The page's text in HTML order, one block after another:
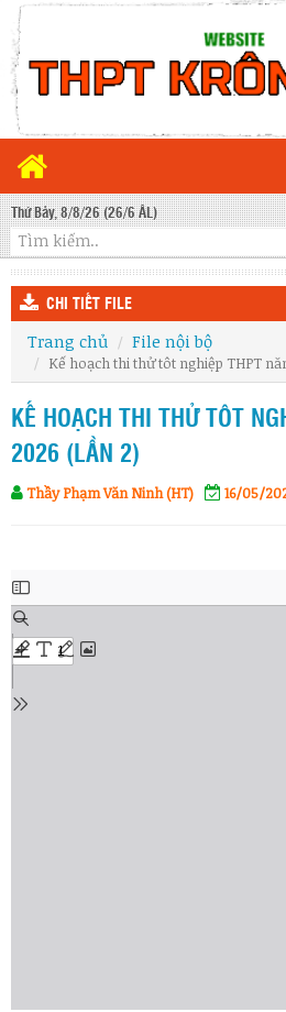
Thứ Bảy, 8/8/26 (26/6 ÂL)
CHI TIẾT FILE
Trang chủ File nội bộ
Kế hoạch thi thử tôt nghiệp THPT
KẾ HOẠCH THI THỬ TÔT
2026 (LẦN 2)
Thầy Phạm Văn Ninh (HT) 16/05/